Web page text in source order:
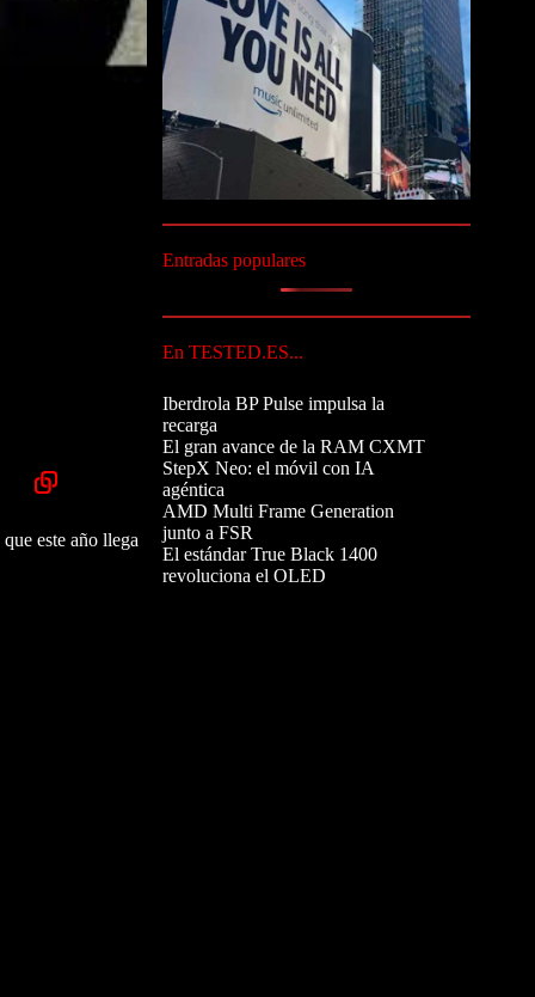
este año llega
Entradas populares
En TESTED.ES...
Iberdrola BP Pulse impulsa la
recarga
El gran avance de la RAM CXMT
StepX Neo: el móvil con IA
agéntica
AMD Multi Frame Generation
junto a FSR
El estándar True Black 1400
revoluciona el OLED